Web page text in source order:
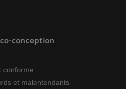
conception
conforme
et malentendants